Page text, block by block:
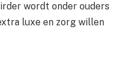
wordt onder ouders
luxe en zorg willen